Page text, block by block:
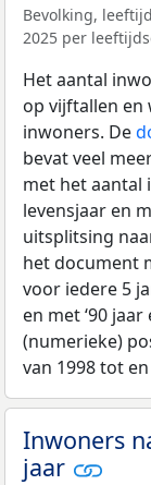
Bevolking,
2025 per
Het aantal
op vijftallen
inwoners. De
bevat veel
met het aantal
levensjaar en
uitsplitsing
het document
voor iedere 5
en met ‘90
(numerieke)
van 1998 tot
Inwoners
jaar